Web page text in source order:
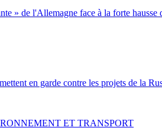
» de l'Allemagne face à la forte hausse
en garde contre les projets de la
ET TRANSPORT